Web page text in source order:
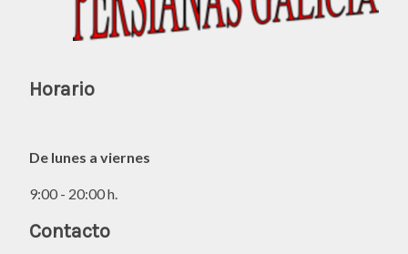
Horario
De lunes a viernes
9:00 - 20:00 h.
Contacto